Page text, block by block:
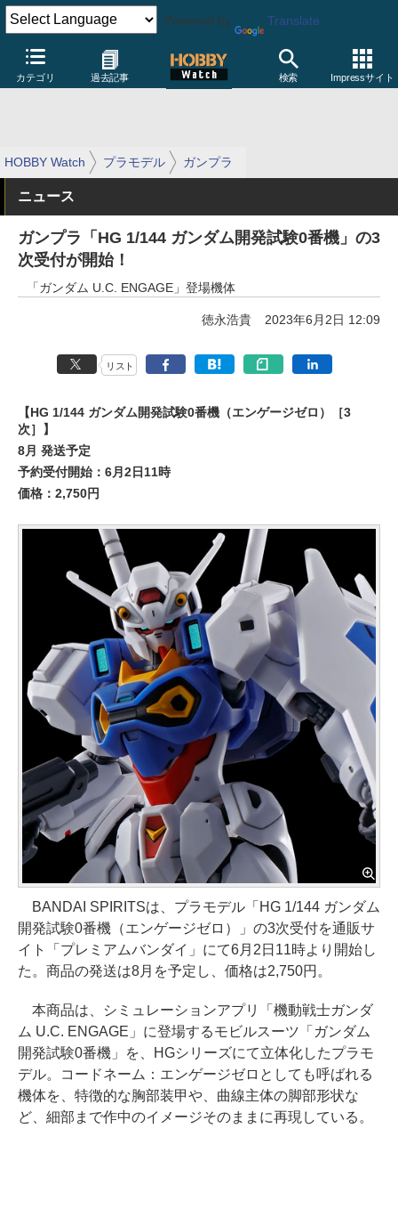
Powered by Translate
カテゴリ 過去記事 検索 Impressサイト
HOBBY Watch プラモデル ガンプラ
ニュース
ガンプラ「HG 1/144 ガンダム開発試験0番機」の3
次受付が開始！
「ガンダム U.C. ENGAGE」登場機体
徳永浩貴 2023年6月2日 12:09
リスト
【HG 1/144 ガンダム開発試験0番機（エンゲージゼロ）［3
次］】
8月 発送予定
予約受付開始：6月2日11時
価格：2,750円
BANDAI SPIRITSは、プラモデル「HG 1/144 ガンダム
開発試験0番機（エンゲージゼロ）」の3次受付を通販サ
イト「プレミアムバンダイ」にて6月2日11時より開始し
た。商品の発送は8月を予定し、価格は2,750円。
本商品は、シミュレーションアプリ「機動戦士ガンダ
ム U.C. ENGAGE」に登場するモビルスーツ「ガンダム
開発試験0番機」を、HGシリーズにて立体化したプラモ
デル。コードネーム：エンゲージゼロとしても呼ばれる
機体を、特徴的な胸部装甲や、曲線主体の脚部形状な
ど、細部まで作中のイメージそのままに再現している。